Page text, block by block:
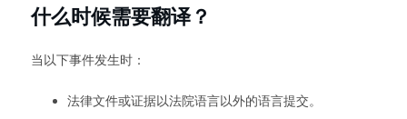
什么时候需要翻译？
当以下事件发生时：
法律文件或证据以法院语言以外的语言提交。